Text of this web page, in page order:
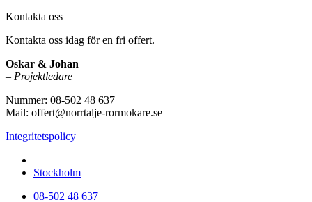
Kontakta oss
Kontakta oss idag för en fri offert.
Oskar & Johan
– Projektledare
Nummer: 08-502 48 637
Mail: offert@norrtalje-rormokare.se
Integritetspolicy
Stockholm
08-502 48 637